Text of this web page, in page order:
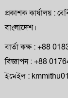
প্রকাশক কার্যালয় :
বাংলাদেশ।
বার্তা কক্ষ : +88
বিজ্ঞাপন : +88
ইমেইল :